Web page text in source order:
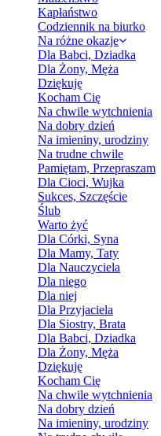
Kapłaństwo
Codziennik na biurko
Na różne okazje
Dla Babci, Dziadka
Dla Żony, Męża
Dziękuję
Kocham Cię
Na chwile wytchnienia
Na dobry dzień
Na imieniny, urodziny
Na trudne chwile
Pamiętam, Przepraszam
Dla Cioci, Wujka
Sukces, Szczęście
Ślub
Warto żyć
Dla Córki, Syna
Dla Mamy, Taty
Dla Nauczyciela
Dla niego
Dla niej
Dla Przyjaciela
Dla Siostry, Brata
Dla Babci, Dziadka
Dla Żony, Męża
Dziękuję
Kocham Cię
Na chwile wytchnienia
Na dobry dzień
Na imieniny, urodziny